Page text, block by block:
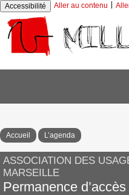
Accessibilité Aller au contenu
Accueil L’agenda
ASSOCIATION DES
MARSEILLE
Permanence